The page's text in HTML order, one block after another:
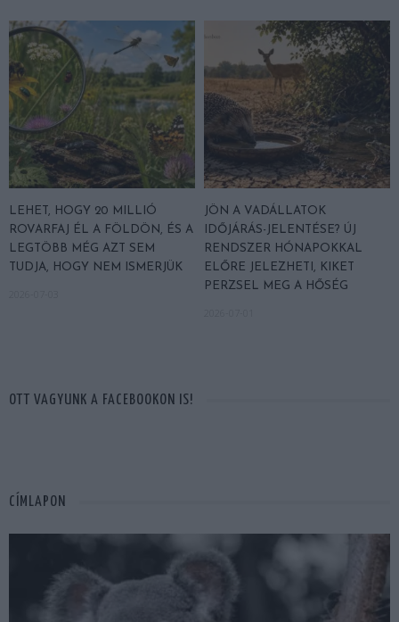
LEHET, HOGY 20 MILLIÓ
ROVARFAJ ÉL A FÖLDÖN, ÉS A
LEGTÖBB MÉG AZT SEM
TUDJA, HOGY NEM ISMERJÜK
JÖN A VADÁLLATOK
IDŐJÁRÁS-JELENTÉSE? ÚJ
RENDSZER HÓNAPOKKAL
ELŐRE JELEZHETI, KIKET
PERZSEL MEG A HŐSÉG
OTT VAGYUNK A FACEBOOKON IS!
CÍMLAPON